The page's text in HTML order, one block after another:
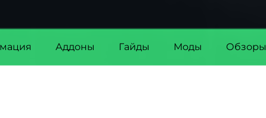
Аддоны Гайды Моды Обзоры